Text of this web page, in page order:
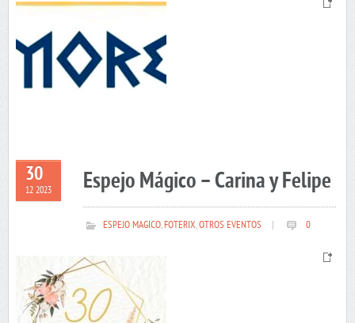
30
12 2023 Espejo Mágico – Carina y Felipe
ESPEJO MAGICO,FOTERIX,OTROS EVENTOS 0